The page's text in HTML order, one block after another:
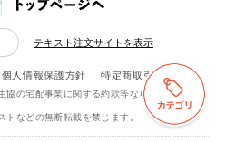
テキスト注文サイトを表示
個人情報保護方針 特定商取引
の宅配事業に関する約款等ならびにeフレン
などの無断転載を禁じます。